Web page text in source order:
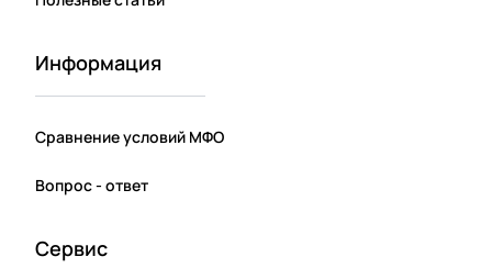
Информация
Сравнение условий МФО
Вопрос - ответ
Сервис